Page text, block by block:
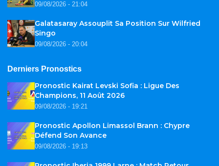
09/08/2026 - 21:04
Galatasaray Assouplit Sa Position Sur Wilfried
Singo
09/08/2026 - 20:04
Derniers Pronostics
Pronostic Kairat Levski Sofia : Ligue Des
Champions, 11 Août 2026
09/08/2026 - 19:21
Pronostic Apollon Limassol Brann : Chypre
Défend Son Avance
09/08/2026 - 19:13